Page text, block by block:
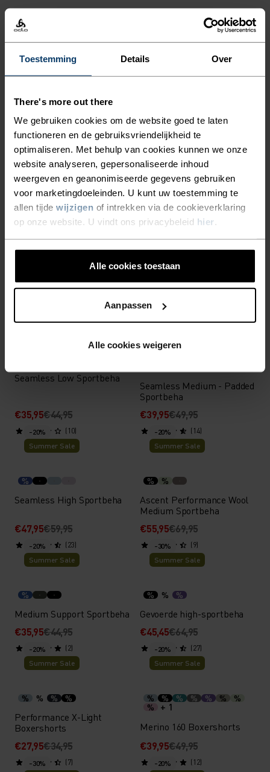
Toestemming Details Over
There's more out there
We gebruiken cookies om de website goed te laten
functioneren en de gebruiksvriendelijkheid te
optimaliseren. Met behulp van cookies kunnen we onze
website analyseren, gepersonaliseerde inhoud
weergeven en geanonimiseerde gegevens gebruiken
voor marketingdoeleinden. U kunt uw toestemming te
allen tijde wijzigen of intrekken via de cookieverklaring
op onze website. U vindt ons privacybeleid hier .
Alle cookies toestaan
Aanpassen
Alle cookies weigeren
%
Performance X-Light Base
Layer T-Shirt
€34,95€49,95
%
Active F-Dry Light Base
Layer Singlet
€20,95
%
Performance Light Base
Layer T-Shirt
€39,95€49,95
(1)
Active Light Base Layer
Shirt
€39,95€49,95
-20%
Summer Sale
Merino 200 Base Layer T-
€71,95€89,95
-20%
Summer Sale
Active Light 2-Pack Base
€60,75€75,95
Summer Sale
Seamless Low Sportbeha
€35,95€44,95
(10)
-20%
Summer Sale
Seamless Medium - Padded
Sportbeha
€39,95€49,95
(14)
-20%
Summer Sale
%
Seamless High Sportbeha
€47,95€59,95
(23)
-20%
Summer Sale
% %
Ascent Performance Wool
Medium Sportbeha
€55,95€69,95
(9)
-20%
Summer Sale
%
Medium Support Sportbeha
€35,95€44,95
(2)
-30%
Summer Sale
% % %
Gevoerde high-sportbeha
€45,45€64,95
(27)
-20%
Summer Sale
% % % %
Performance X-Light
Boxershorts
€27,95€34,95
(7)
-20%
Summer Sale
% % % % % %
%
%
+ 1
Merino 160 Boxershorts
€39,95€49,95
(12)
-30%
-20%